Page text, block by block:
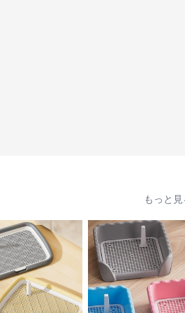
もっと見